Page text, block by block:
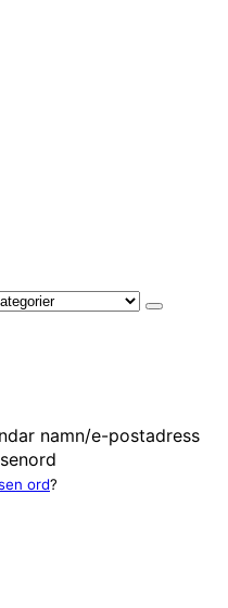
namn/e-postadress
ord?